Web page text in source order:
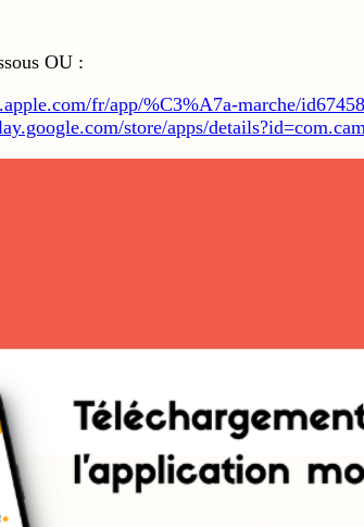
OU :
fr/app/%C3%A7a-marche/
store/apps/